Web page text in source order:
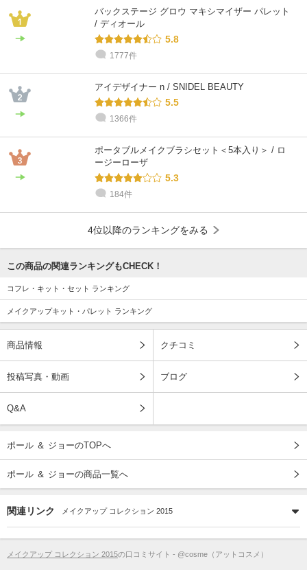
バックステージ グロウ マキシマイザー パレット
/ ディオール
5.8
1777件
アイデザイナー n / SNIDEL BEAUTY
5.5
1366件
ポータブルメイクブラシセット＜5本入り＞ / ロ
ージーローザ
5.3
184件
4位以降のランキングをみる
この商品の関連ランキングもCHECK！
コフレ・キット・セット ランキング
メイクアップキット・パレット ランキング
商品情報 クチコミ
投稿写真・動画 ブログ
Q&A
ポール ＆ ジョーのTOPへ
ポール ＆ ジョーの商品一覧へ
関連リンク メイクアップ コレクション 2015
メイクアップ コレクション 2015の口コミサイト - @cosme（アットコスメ）